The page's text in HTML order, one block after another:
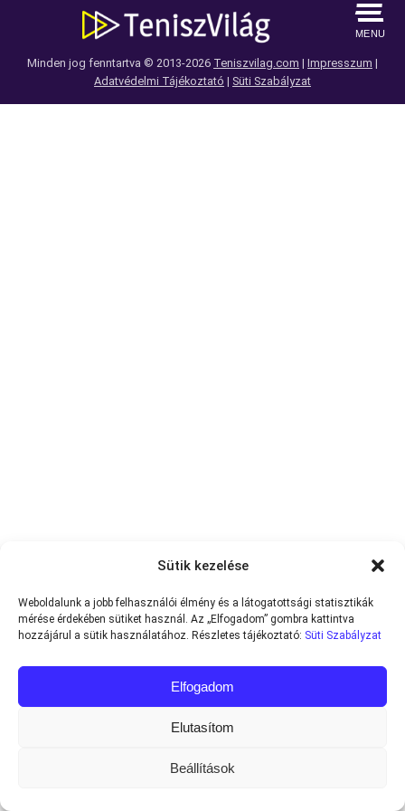
Sütik kezelése
Weboldalunk a jobb felhasználói élmény és a látogatottsági statisztikák
mérése érdekében sütiket használ. Az „Elfogadom” gombra kattintva
hozzájárul a sütik használatához. Részletes tájékoztató: Süti Szabályzat
Elfogadom
Elutasítom
Beállítások
MENU
Minden jog fenntartva © 2013-2026 Teniszvilag.com | Impresszum |
Adatvédelmi Tájékoztató | Süti Szabályzat